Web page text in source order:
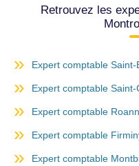
Retrouvez les
Expert comptable Saint-
Expert comptable Saint-
Expert comptable
Expert comptable
Expert comptable